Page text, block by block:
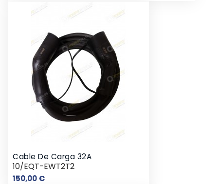
Cable De Carga 32A
10/EQT-EWT2T2
150,00 €Precio